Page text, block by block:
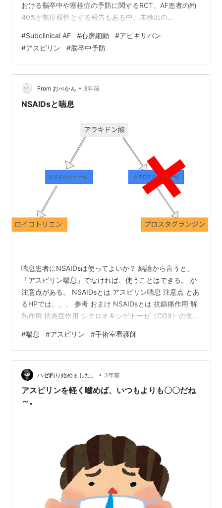
おける脳卒中や塞栓症の予防に関するRCT。AF患者の約
40%が無症候性とする報告もある中、未検出の
です。脳卒中または全身性塞栓症は、Apixaban（アピキ
サバン）群の方が少ない（0.78%/人年 vs. 1.24%/人年）
一方、大量出血（major bleeding）はAspirin（アスピリ
ン）群の方が少…
#Subclinical AF #心房細動 #アピキサバン
#アスピリン #脳卒中予防
From おぺかん • 3年前
NSAIDsと喘息
喘息患者にNSAIDsは使ってよいか？ 結論から言うと、
「アスピリン喘息」でなければ、使うことはできる。 が
注意点がある。 NSAIDsとは アスピリン喘息 注意点 とあ
るHPでは、、、 参考 おまけ NSAIDsとは 抗鎮痛作用 解
熱作用 抗炎症作用 シクロオキシゲナーゼ（COX）の働き
（PG）が生成されないようにする。 アスピリン喘息 喘
息の人の一部にNSAIDsを使用すると喘息の発作を起こす
ことがある。 このような喘息の型をアスピリン喘息とい
う。 名称のアスピリン以外の多様なNSAIDsでも発作は
生じる。 アスピリン喘息の方ではプロスタグラン…
#喘息 #アスピリン #手術室看護師
ハゼ釣り始めました。 • 3年前
アスピリンを軽く嚙めば、いつもよりも〇〇だね
～。